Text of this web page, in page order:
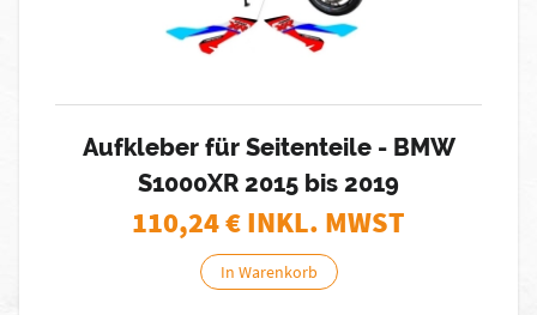
Aufkleber für Seitenteile - BMW
S1000XR 2015 bis 2019
110,24€ INKL. MWST
In Warenkorb